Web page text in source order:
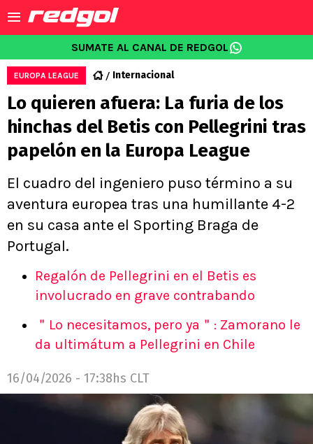
SUMATE AL CANAL DE REDGOL
EUROPA LEAGUE Internacional
Lo quieren afuera: La furia de los
hinchas del Betis con Pellegrini tras
papelón en la Europa League
El cuadro del ingeniero puso término a su
aventura europea tras una humillante 4-2
en su casa ante el Sporting Braga de
Portugal.
Regalón de Pellegrini en el Betis es
involucrado en grave contrabando
＂Lo necesitamos, pero ya＂: Zamorano le
da ultimátum a Pellegrini en Chile
16/04/2026 - 17:38hs CLT